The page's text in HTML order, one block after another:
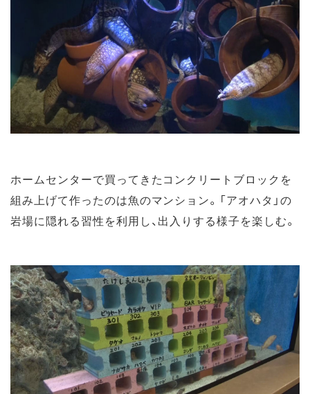
ホームセンターで買ってきたコンクリートブロックを
組み上げて作ったのは魚のマンション。「アオハタ」の
岩場に隠れる習性を利用し、出入りする様子を楽しむ。